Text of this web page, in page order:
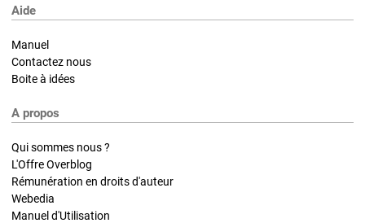
Aide
Manuel
Contactez nous
Boite à idées
A propos
Qui sommes nous ?
L'Offre Overblog
Rémunération en droits d'auteur
Webedia
Manuel d'Utilisation